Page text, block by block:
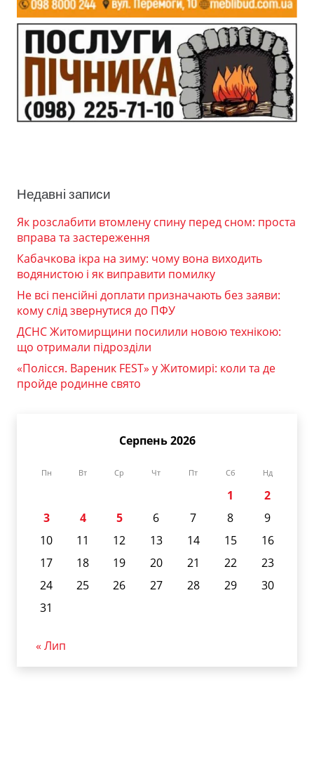
Недавні записи
Як розслабити втомлену спину перед сном: проста
вправа та застереження
Кабачкова ікра на зиму: чому вона виходить
водянистою і як виправити помилку
Не всі пенсійні доплати призначають без заяви:
кому слід звернутися до ПФУ
ДСНС Житомирщини посилили новою технікою:
що отримали підрозділи
«Полісся. Вареник FEST» у Житомирі: коли та де
пройде родинне свято
Серпень 2026
Пн Вт Ср Чт Пт Сб Нд
1
2
3
4 5 6 7 8
9
10
11 12 13 14 15
16
17
18 19 20 21 22
23
24
25 26 27 28 29
30
31
« Лип